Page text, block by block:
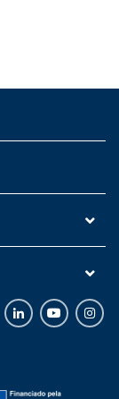
LinkedInYoutube